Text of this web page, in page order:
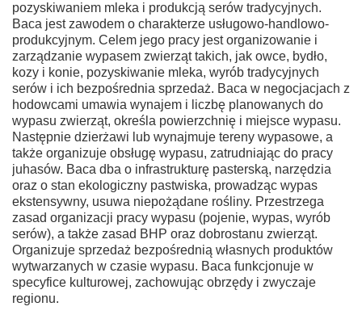
pozyskiwaniem mleka i produkcją serów tradycyjnych.
Baca jest zawodem o charakterze usługowo-handlowo-
produkcyjnym. Celem jego pracy jest organizowanie i
zarządzanie wypasem zwierząt takich, jak owce, bydło,
kozy i konie, pozyskiwanie mleka, wyrób tradycyjnych
serów i ich bezpośrednia sprzedaż. Baca w negocjacjach z
hodowcami umawia wynajem i liczbę planowanych do
wypasu zwierząt, określa powierzchnię i miejsce wypasu.
Następnie dzierżawi lub wynajmuje tereny wypasowe, a
także organizuje obsługę wypasu, zatrudniając do pracy
juhasów. Baca dba o infrastrukturę pasterską, narzędzia
oraz o stan ekologiczny pastwiska, prowadząc wypas
ekstensywny, usuwa niepożądane rośliny. Przestrzega
zasad organizacji pracy wypasu (pojenie, wypas, wyrób
serów), a także zasad BHP oraz dobrostanu zwierząt.
Organizuje sprzedaż bezpośrednią własnych produktów
wytwarzanych w czasie wypasu. Baca funkcjonuje w
specyfice kulturowej, zachowując obrzędy i zwyczaje
regionu.